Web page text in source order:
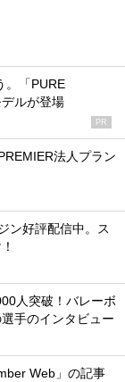
。「PURE
ルが登場
PR
法人プラン
ン好評配信中。ス
人突破！バレーボ
手のインタビュー
Web」の記事